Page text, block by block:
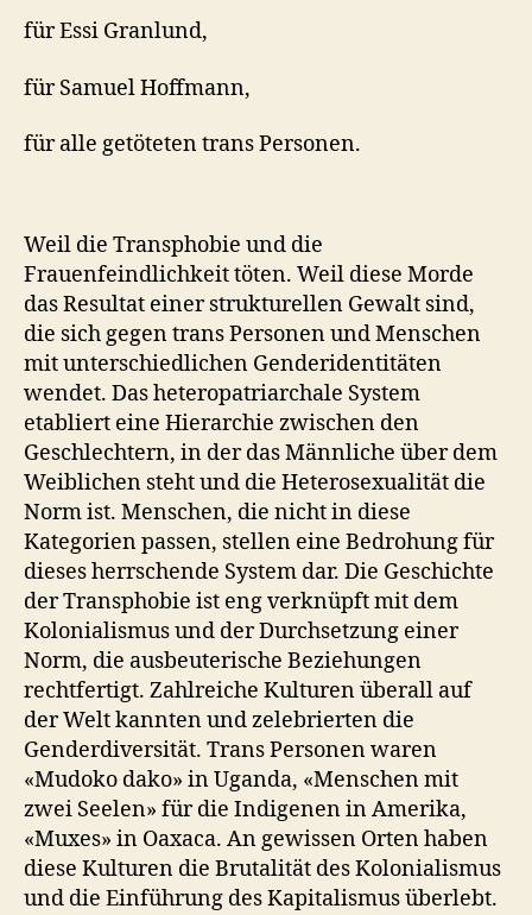
für Essi Granlund,
für Samuel Hoffmann,
für alle getöteten trans Personen.
Weil die Transphobie und die
Frauenfeindlichkeit töten. Weil diese Morde
das Resultat einer strukturellen Gewalt sind,
die sich gegen trans Personen und Menschen
mit unterschiedlichen Genderidentitäten
wendet. Das heteropatriarchale System
etabliert eine Hierarchie zwischen den
Geschlechtern, in der das Männliche über dem
Weiblichen steht und die Heterosexualität die
Norm ist. Menschen, die nicht in diese
Kategorien passen, stellen eine Bedrohung für
dieses herrschende System dar. Die Geschichte
der Transphobie ist eng verknüpft mit dem
Kolonialismus und der Durchsetzung einer
Norm, die ausbeuterische Beziehungen
rechtfertigt. Zahlreiche Kulturen überall auf
der Welt kannten und zelebrierten die
Genderdiversität. Trans Personen waren
«Mudoko dako» in Uganda, «Menschen mit
zwei Seelen» für die Indigenen in Amerika,
«Muxes» in Oaxaca. An gewissen Orten haben
diese Kulturen die Brutalität des Kolonialismus
und die Einführung des Kapitalismus überlebt.